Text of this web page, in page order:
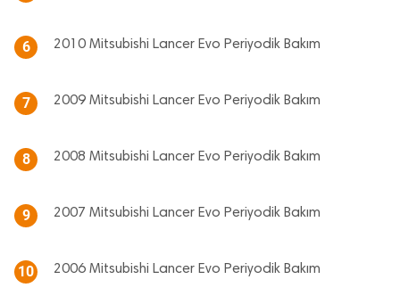
6 2010 Mitsubishi Lancer Evo Periyodik Bakım
7 2009 Mitsubishi Lancer Evo Periyodik Bakım
8 2008 Mitsubishi Lancer Evo Periyodik Bakım
9 2007 Mitsubishi Lancer Evo Periyodik Bakım
10 2006 Mitsubishi Lancer Evo Periyodik Bakım